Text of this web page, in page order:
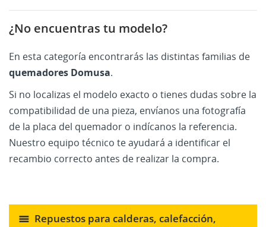
Repuestos para calderas, calefacción,
¿No encuentras tu modelo?
En esta categoría encontrarás las distintas familias de
quemadores Domusa.
Si no localizas el modelo exacto o tienes dudas sobre la
compatibilidad de una pieza, envíanos una fotografía
de la placa del quemador o indícanos la referencia.
Nuestro equipo técnico te ayudará a identificar el
recambio correcto antes de realizar la compra.